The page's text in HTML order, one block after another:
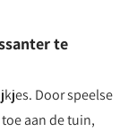
te
Door speelse
aan de tuin,